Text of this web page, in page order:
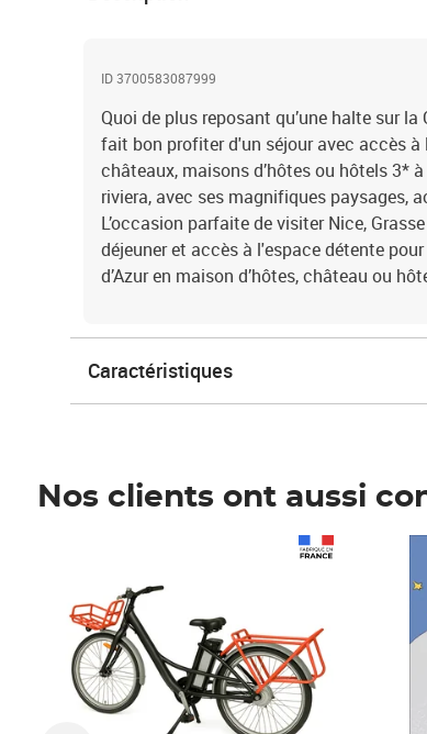
ID 3700583087999
Quoi de plus reposant qu’une halte sur
fait bon profiter d'un séjour avec accès à
châteaux, maisons d’hôtes ou hôtels 3*
riviera, avec ses magnifiques paysages,
L’occasion parfaite de visiter Nice,
déjeuner et accès à l'espace détente
d’Azur en maison d’hôtes, château ou
Caractéristiques
Nos clients ont aussi
Prix